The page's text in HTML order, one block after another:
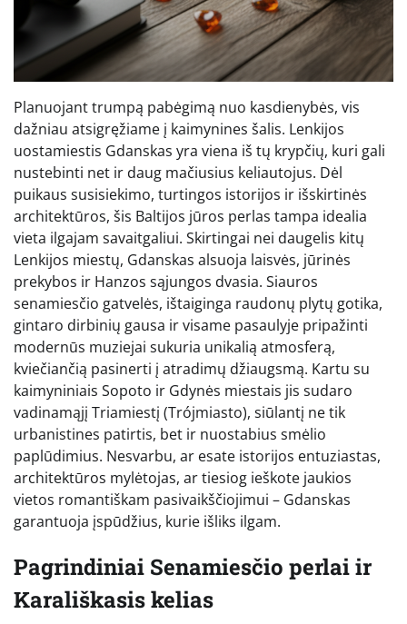
Planuojant trumpą pabėgimą nuo kasdienybės, vis
dažniau atsigręžiame į kaimynines šalis. Lenkijos
uostamiestis Gdanskas yra viena iš tų krypčių, kuri gali
nustebinti net ir daug mačiusius keliautojus. Dėl
puikaus susisiekimo, turtingos istorijos ir išskirtinės
architektūros, šis Baltijos jūros perlas tampa idealia
vieta ilgajam savaitgaliui. Skirtingai nei daugelis kitų
Lenkijos miestų, Gdanskas alsuoja laisvės, jūrinės
prekybos ir Hanzos sąjungos dvasia. Siauros
senamiesčio gatvelės, ištaiginga raudonų plytų gotika,
gintaro dirbinių gausa ir visame pasaulyje pripažinti
modernūs muziejai sukuria unikalią atmosferą,
kviečiančią pasinerti į atradimų džiaugsmą. Kartu su
kaimyniniais Sopoto ir Gdynės miestais jis sudaro
vadinamąjį Triamiestį (Trójmiasto), siūlantį ne tik
urbanistines patirtis, bet ir nuostabius smėlio
paplūdimius. Nesvarbu, ar esate istorijos entuziastas,
architektūros mylėtojas, ar tiesiog ieškote jaukios
vietos romantiškam pasivaikščiojimui – Gdanskas
garantuoja įspūdžius, kurie išliks ilgam.
Pagrindiniai Senamiesčio perlai ir
Karališkasis kelias